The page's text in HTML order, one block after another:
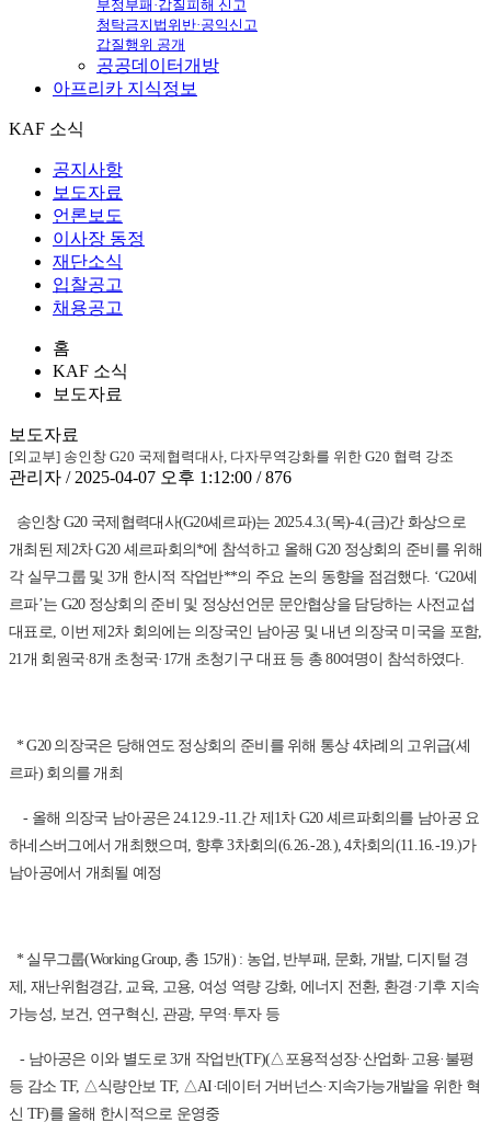
부정부패·갑질피해 신고
청탁금지법위반·공익신고
갑질행위 공개
공공데이터개방
아프리카 지식정보
KAF 소식
공지사항
보도자료
언론보도
이사장 동정
재단소식
입찰공고
채용공고
홈
KAF 소식
보도자료
보도자료
[외교부] 송인창 G20 국제협력대사, 다자무역강화를 위한 G20 협력 강조
관리자 / 2025-04-07 오후 1:12:00 / 876
송인창 G20 국제협력대사(G20셰르파)는 2025.4.3.(목)-4.(금)간 화상으로
개최된 제2차 G20 셰르파회의*에 참석하고 올해 G20 정상회의 준비를 위해
각 실무그룹 및 3개 한시적 작업반**의 주요 논의 동향을 점검했다. ‘G20셰
르파’는 G20 정상회의 준비 및 정상선언문 문안협상을 담당하는 사전교섭
대표로, 이번 제2차 회의에는 의장국인 남아공 및 내년 의장국 미국을 포함,
21개 회원국·8개 초청국·17개 초청기구 대표 등 총 80여명이 참석하였다.
* G20 의장국은 당해연도 정상회의 준비를 위해 통상 4차례의 고위급(셰
르파) 회의를 개최
- 올해 의장국 남아공은 24.12.9.-11.간 제1차 G20 셰르파회의를 남아공 요
하네스버그에서 개최했으며, 향후 3차회의(6.26.-28.), 4차회의(11.16.-19.)가
남아공에서 개최될 예정
* 실무그룹(Working Group, 총 15개) : 농업, 반부패, 문화, 개발, 디지털 경
제, 재난위험경감, 교육, 고용, 여성 역량 강화, 에너지 전환, 환경·기후 지속
가능성, 보건, 연구혁신, 관광, 무역·투자 등
- 남아공은 이와 별도로 3개 작업반(TF)(△포용적성장·산업화·고용·불평
등 감소 TF, △식량안보 TF, △AI·데이터 거버넌스·지속가능개발을 위한 혁
신 TF)를 올해 한시적으로 운영중